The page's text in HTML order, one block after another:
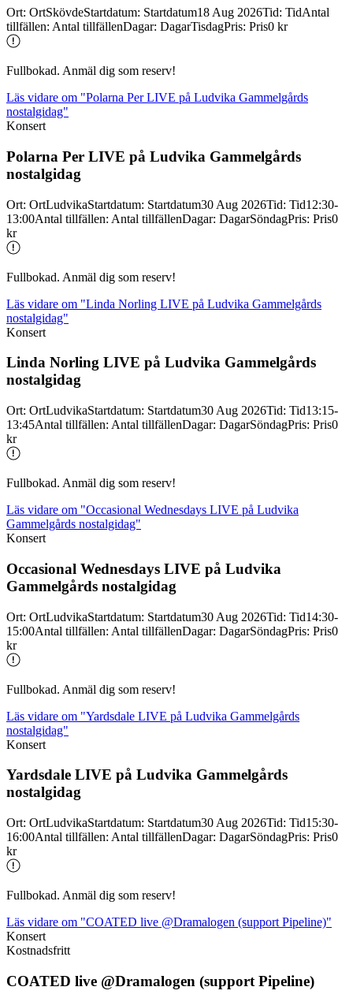
Ort: OrtSkövdeStartdatum: Startdatum18 Aug 2026Tid: TidAntal
tillfällen: Antal tillfällenDagar: DagarTisdagPris: Pris0 kr
Fullbokad. Anmäl dig som reserv!
Läs vidare om "Polarna Per LIVE på Ludvika Gammelgårds
nostalgidag"
Konsert
Polarna Per LIVE på Ludvika Gammelgårds
nostalgidag
Ort: OrtLudvikaStartdatum: Startdatum30 Aug 2026Tid: Tid12:30-
13:00Antal tillfällen: Antal tillfällenDagar: DagarSöndagPris: Pris0
kr
Fullbokad. Anmäl dig som reserv!
Läs vidare om "Linda Norling LIVE på Ludvika Gammelgårds
nostalgidag"
Konsert
Linda Norling LIVE på Ludvika Gammelgårds
nostalgidag
Ort: OrtLudvikaStartdatum: Startdatum30 Aug 2026Tid: Tid13:15-
13:45Antal tillfällen: Antal tillfällenDagar: DagarSöndagPris: Pris0
kr
Fullbokad. Anmäl dig som reserv!
Läs vidare om "Occasional Wednesdays LIVE på Ludvika
Gammelgårds nostalgidag"
Konsert
Occasional Wednesdays LIVE på Ludvika
Gammelgårds nostalgidag
Ort: OrtLudvikaStartdatum: Startdatum30 Aug 2026Tid: Tid14:30-
15:00Antal tillfällen: Antal tillfällenDagar: DagarSöndagPris: Pris0
kr
Fullbokad. Anmäl dig som reserv!
Läs vidare om "Yardsdale LIVE på Ludvika Gammelgårds
nostalgidag"
Konsert
Yardsdale LIVE på Ludvika Gammelgårds
nostalgidag
Ort: OrtLudvikaStartdatum: Startdatum30 Aug 2026Tid: Tid15:30-
16:00Antal tillfällen: Antal tillfällenDagar: DagarSöndagPris: Pris0
kr
Fullbokad. Anmäl dig som reserv!
Läs vidare om "COATED live @Dramalogen (support Pipeline)"
Konsert
Kostnadsfritt
COATED live @Dramalogen (support Pipeline)